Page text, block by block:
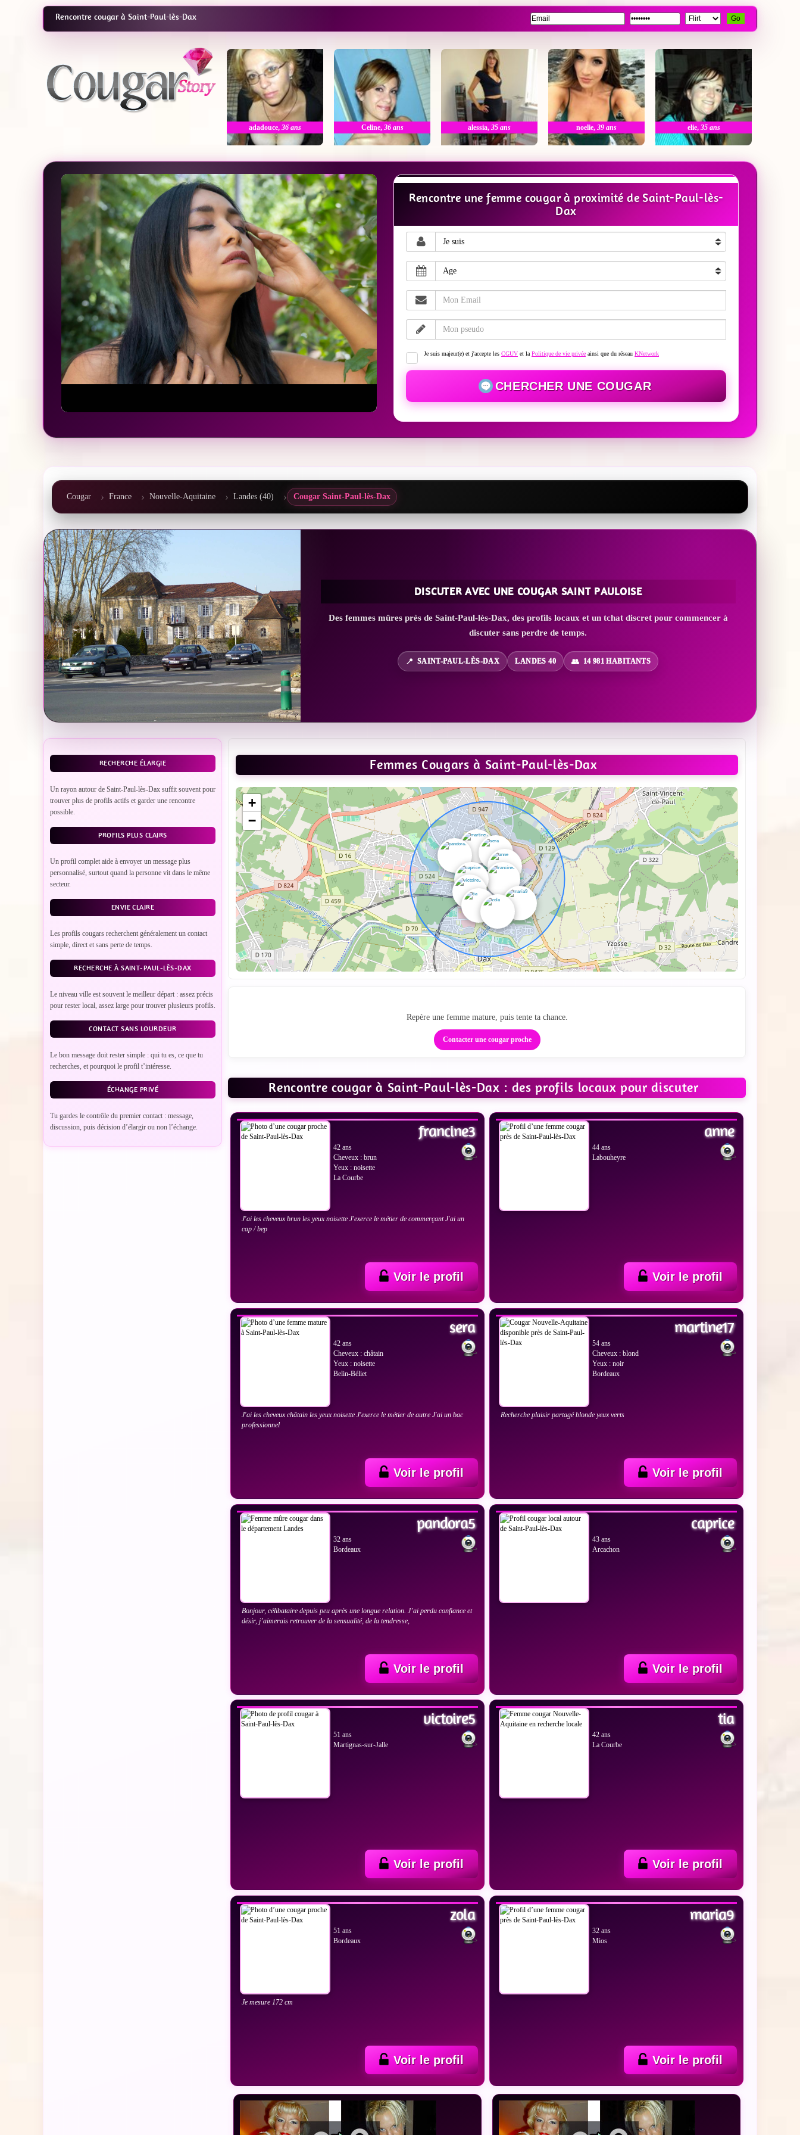
Rencontre cougar à Saint-Paul-lès-Dax Go
adadouce, 36 ans Celine, 36 ans alessia, 35 ans noelie, 39 ans elie, 35 ans
Rencontre une femme cougar à proximité de Saint-Paul-lès-
Dax
Je suis majeur(e) et j'accepte les CGUV et la Politique de vie privée ainsi que du réseau KNetwork
CHERCHER UNE COUGAR
Cougar France Nouvelle-Aquitaine Landes (40) Cougar Saint-Paul-lès-Dax
DISCUTER AVEC UNE COUGAR SAINT PAULOISE
Des femmes mûres près de Saint-Paul-lès-Dax, des profils locaux et un tchat discret pour commencer à
discuter sans perdre de temps.
SAINT-PAUL-LÈS-DAX LANDES 40 14 981 HABITANTS
RECHERCHE ÉLARGIE
Un rayon autour de Saint-Paul-lès-Dax suffit souvent pour
trouver plus de profils actifs et garder une rencontre
possible.
PROFILS PLUS CLAIRS
Un profil complet aide à envoyer un message plus
personnalisé, surtout quand la personne vit dans le même
secteur.
ENVIE CLAIRE
Les profils cougars recherchent généralement un contact
simple, direct et sans perte de temps.
RECHERCHE À SAINT-PAUL-LÈS-DAX
Le niveau ville est souvent le meilleur départ : assez précis
pour rester local, assez large pour trouver plusieurs profils.
CONTACT SANS LOURDEUR
Le bon message doit rester simple : qui tu es, ce que tu
recherches, et pourquoi le profil t’intéresse.
ÉCHANGE PRIVÉ
Tu gardes le contrôle du premier contact : message,
discussion, puis décision d’élargir ou non l’échange.
Femmes Cougars à Saint-Paul-lès-Dax
+
−
Repère une femme mature, puis tente ta chance.
Contacter une cougar proche
Rencontre cougar à Saint-Paul-lès-Dax : des profils locaux pour discuter
VOIR LES PHOTOS
francine3
42 ans
Cheveux : brun
Yeux : noisette
La Courbe
J'ai les cheveux brun les yeux noisette J'exerce le métier de commerçant J'ai un
cap / bep
Voir le profil
VOIR LES PHOTOS
anne
44 ans
Labouheyre
Voir le profil
sera
42 ans
Cheveux : châtain
Yeux : noisette
Belin-Béliet
J'ai les cheveux châtain les yeux noisette J'exerce le métier de autre J'ai un bac
professionnel
Voir le profil
VOIR LES PHOTOS
martine17
54 ans
Cheveux : blond
Yeux : noir
Bordeaux
Recherche plaisir partagé blonde yeux verts
Voir le profil
pandora5
32 ans
Bordeaux
Bonjour, célibataire depuis peu après une longue relation. J’ai perdu confiance et
désir, j’aimerais retrouver de la sensualité, de la tendresse,
Voir le profil
caprice
43 ans
Arcachon
Voir le profil
victoire5
51 ans
Martignas-sur-Jalle
Voir le profil
tia
42 ans
La Courbe
Voir le profil
zola
51 ans
Bordeaux
Je mesure 172 cm
Voir le profil
maria9
32 ans
Mios
Voir le profil